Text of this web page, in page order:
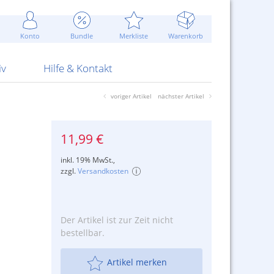
Konto Bundle Merkliste Warenkorb
Attrappen Blitzschnell...
Sommerpreise u.v.m.
ARS Pirotecnia
Hilfe & Kontakt
Kontaktformular
AGB
voriger Artikel nächster Artikel
11,99 €
inkl. 19% MwSt.,
zzgl.Versandkosten
Der Artikel ist zur Zeit nicht
bestellbar.
Artikel merken